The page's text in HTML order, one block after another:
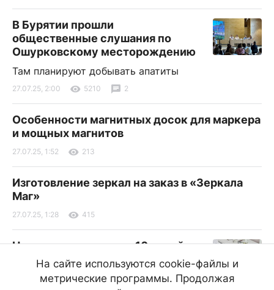
В Бурятии прошли
общественные слушания по
Ошурковскому месторождению
Там планируют добывать апатиты
27.07.25, 2:00 5210 2
Особенности магнитных досок для маркера
и мощных магнитов
27.07.25, 1:52 213
Изготовление зеркал на заказ в «Зеркала
Маг»
27.07.25, 1:28 415
Норовирус выявили у 10 детей и
4 взрослых в детском лагере в
Бурятии
На сайте используются cookie-файлы и
метрические программы. Продолжая